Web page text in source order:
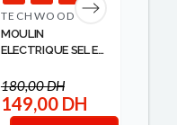
TECHWOOD
MOULIN
ELECTRIQUE SEL ET
180,00 DH
149,00 DH